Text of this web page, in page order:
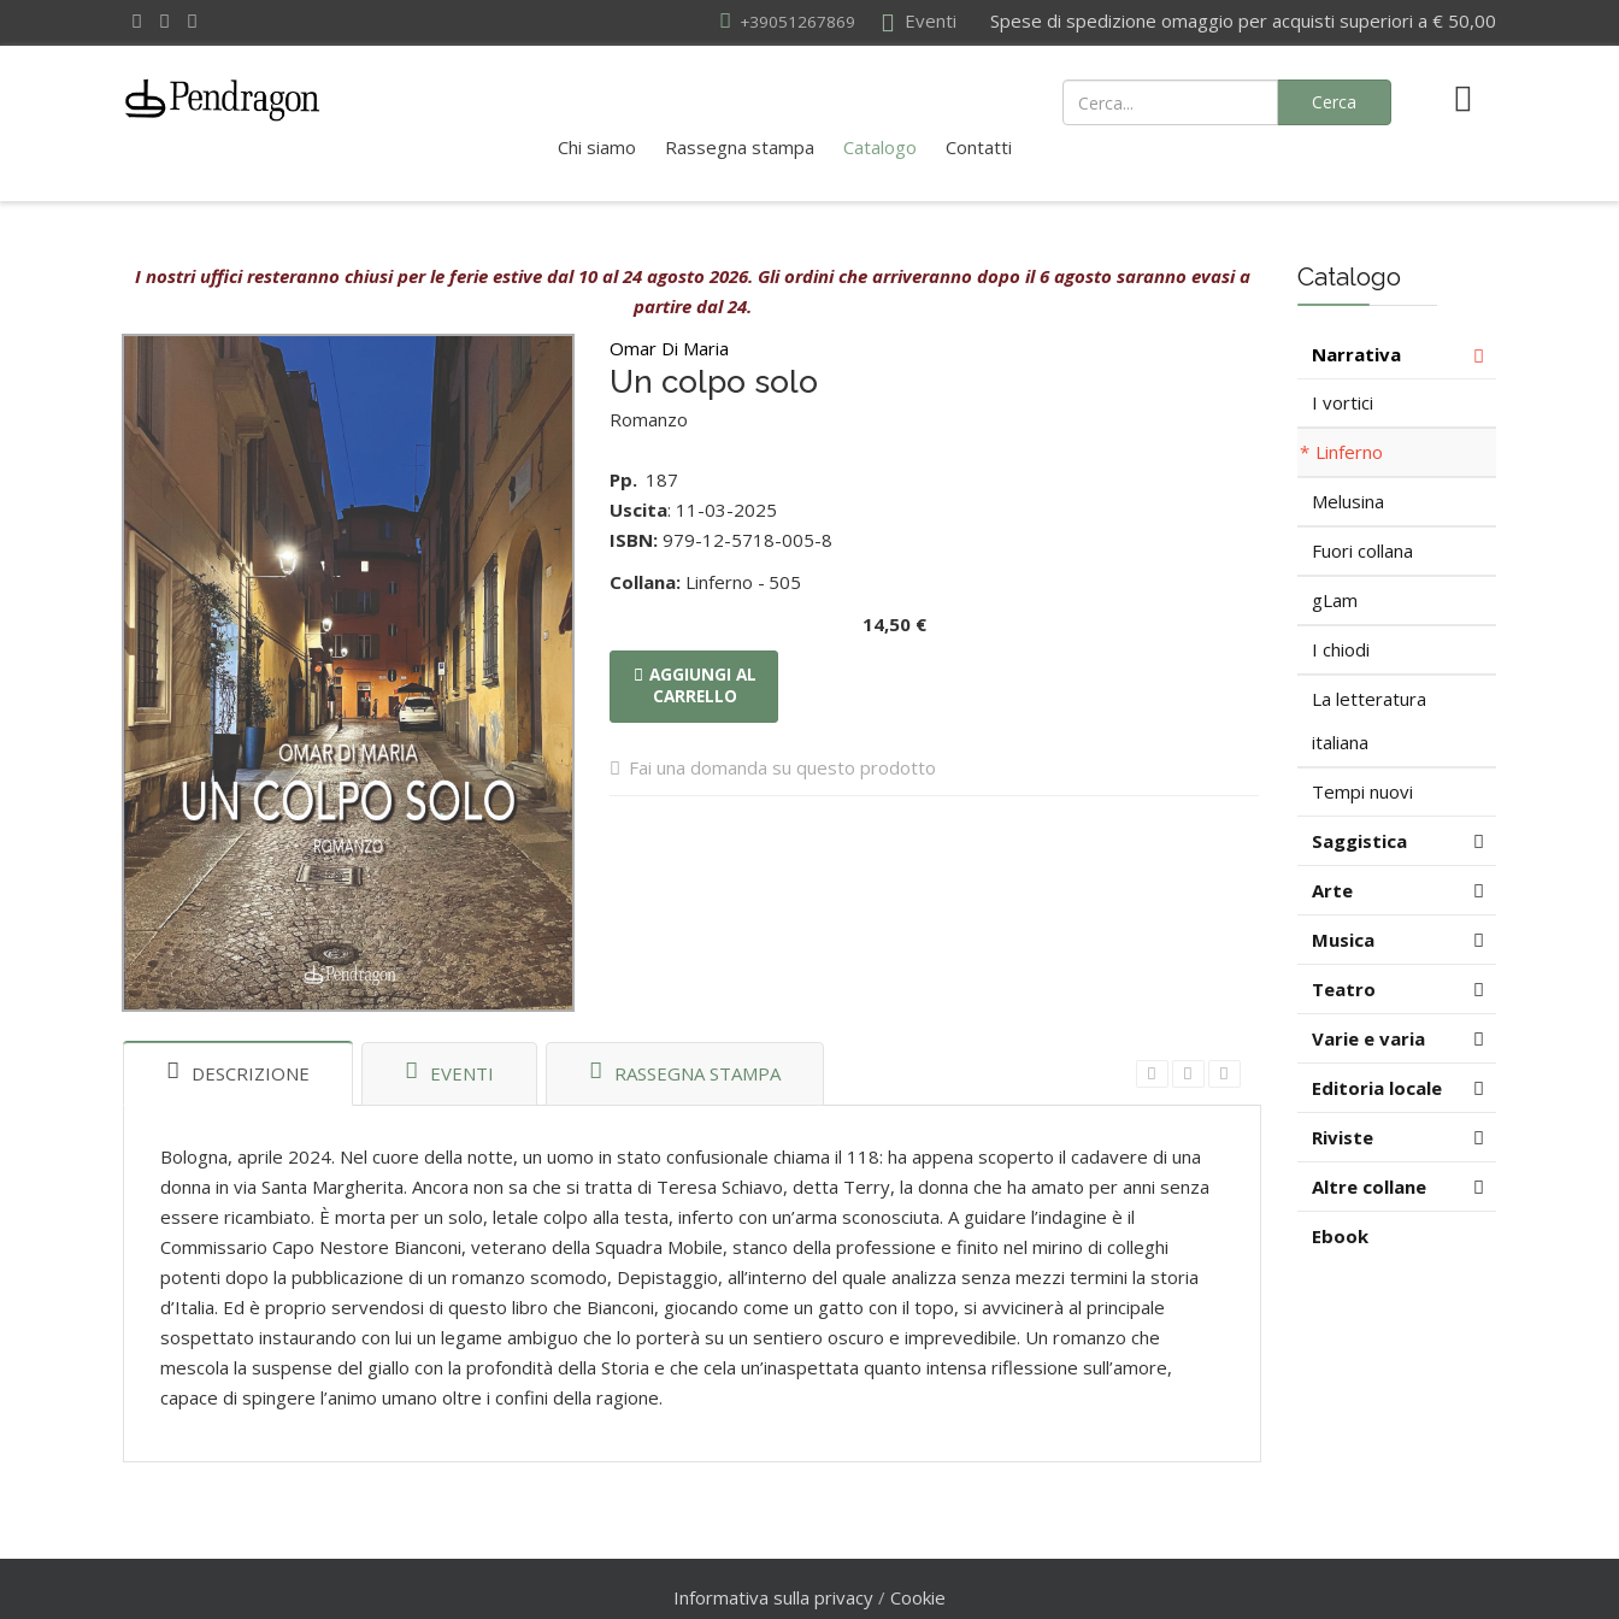
Eventi Spese di spedizione omaggio per acquisti superiori a € 50,00
+39051267869
Chi siamo Rassegna stampa Catalogo Contatti
Cerca
I nostri uffici resteranno chiusi per le ferie estive dal 10 al 24 agosto 2026. Gli ordini che arriveranno dopo il 6 agosto saranno evasi a
partire dal 24.
Omar Di Maria
Un colpo solo
Romanzo
Pp. 187
Uscita: 11-03-2025
ISBN: 979-12-5718-005-8
Collana: Linferno - 505
14,50 €
AGGIUNGI AL
CARRELLO
Fai una domanda su questo prodotto
DESCRIZIONE EVENTI RASSEGNA STAMPA
Bologna, aprile 2024. Nel cuore della notte, un uomo in stato confusionale chiama il 118: ha appena scoperto il cadavere di una
donna in via Santa Margherita. Ancora non sa che si tratta di Teresa Schiavo, detta Terry, la donna che ha amato per anni senza
essere ricambiato. È morta per un solo, letale colpo alla testa, inferto con un’arma sconosciuta. A guidare l’indagine è il
Commissario Capo Nestore Bianconi, veterano della Squadra Mobile, stanco della professione e finito nel mirino di colleghi
potenti dopo la pubblicazione di un romanzo scomodo, Depistaggio, all’interno del quale analizza senza mezzi termini la storia
d’Italia. Ed è proprio servendosi di questo libro che Bianconi, giocando come un gatto con il topo, si avvicinerà al principale
sospettato instaurando con lui un legame ambiguo che lo porterà su un sentiero oscuro e imprevedibile. Un romanzo che
mescola la suspense del giallo con la profondità della Storia e che cela un’inaspettata quanto intensa riflessione sull’amore,
capace di spingere l’animo umano oltre i confini della ragione.
Catalogo
Narrativa
I vortici
Linferno
Melusina
Fuori collana
gLam
I chiodi
La letteratura
italiana
Tempi nuovi
Saggistica
Arte
Musica
Teatro
Varie e varia
Editoria locale
Riviste
Altre collane
Ebook
Informativa sulla privacy / Cookie